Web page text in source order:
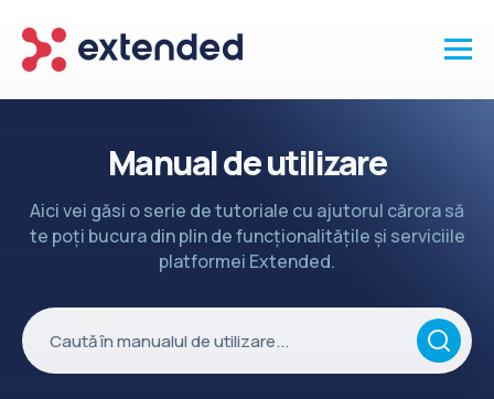
Vanzari și clienti
Marketing și promotii
Integrări
Setări
Manual de utilizare
Aici vei găsi o serie de tutoriale cu ajutorul cărora să
te poți bucura din plin de funcționalitățile și serviciile
platformei Extended.